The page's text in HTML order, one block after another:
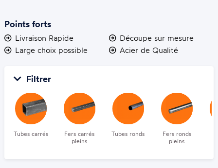
Points forts
Livraison Rapide
Découpe sur mesure
Large choix possible
Acier de Qualité
Filtrer
Tubes carrés
Fers carrés
pleins
Tubes ronds
Fers ronds
pleins